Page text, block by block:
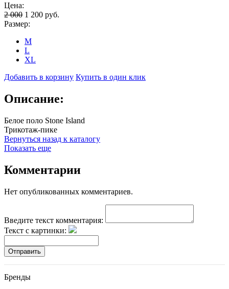
Цена:
2 000 1 200 руб.
Размер:
M
L
XL
Добавить в корзину Купить в один клик
Описание:
Белое поло Stone Island
Трикотаж-пике
Вернуться назад к каталогу
Показать еще
Комментарии
Нет опубликованных комментариев.
Введите текст комментария:
Текст с картинки:
Отправить
Бренды